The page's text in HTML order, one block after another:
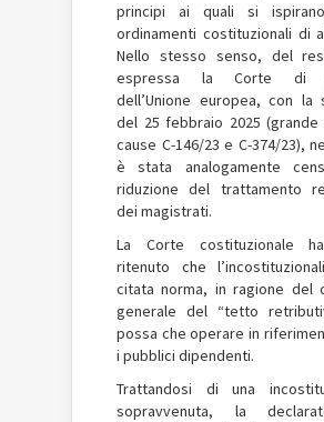
principi ai quali si
ordinamenti costituzionali di
Nello stesso senso, del
espressa la Corte di
dell’Unione europea, con la
del 25 febbraio 2025 (grande
cause C-146/23 e C-374/23),
è stata analogamente
riduzione del trattamento
dei magistrati.
La Corte costituzionale
ritenuto che
citata norma, in ragione del
generale del “tetto
possa che operare in
i pubblici dipendenti.
Trattandosi di una
sopravvenuta, la